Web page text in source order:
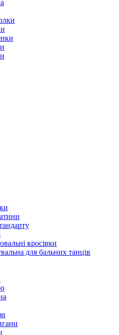
кросівки
для бальних танців